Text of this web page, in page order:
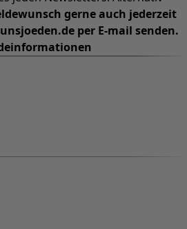
gerne auch jederzeit
per E-mail senden.